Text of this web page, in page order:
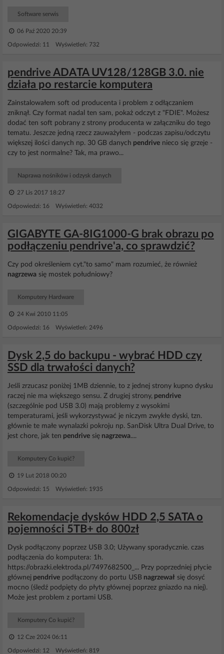
Software serwis
06 Paź 2020 20:39
Odpowiedzi: 11 Wyświetleń: 732
pendrive ADATA UV128/128GB 3.0. nie
działa po restarcie komputera
Zainstalowałem soft od producenta i problem z odłączaniem
zniknął. Czy format nadal ten sam, pokaż odczyt z "FDIE". Możesz
dodać ten soft pobrany z strony producenta w załączniku do tego
tematu. Jeszcze jedną rzecz zauważyłem - podczas zapisu/odczytu
większej ilości danych np. 30 GB danych pendrive nieco się grzeje -
czy to jest normalne? Tak, ma prawo...
Naprawa nośników i odzysk danych
27 Lis 2017 18:27
Odpowiedzi: 16 Wyświetleń: 4032
GIGABYTE GA-8IG1000-G brak obrazu po
podłączeniu pendrive'a, co sprawdzić?
Czy pod określeniem cyt."to samo" mam rozumieć, że również
nagrzewa się mostek południowy?
Komputery Hardware
24 Kwi 2010 11:05
Odpowiedzi: 16 Wyświetleń: 2496
Dysk 2,5 do backupu - wybrać HDD czy
SSD dla trwałości danych?
Jeśli zrzucasz poniżej 1MB dziennie, to z jednej strony kupno dysku
raczej nie ma większego sensu. Z drugiej strony, pendrive
(szczególnie pod USB 3.0) mają problemy z wysokimi
temperaturami, jeśli wykorzystywać je niczym zwykłe dyski, tzn.
głównie te małe wynalazki pokroju np. SanDisk Ultra Dual Drive, to
jest chore, jak ten pendrive się nagrzewa....
Komputery Co kupić?
19 Lut 2018 00:20
Odpowiedzi: 15 Wyświetleń: 1935
Rekomendacje dysków HDD 2,5 SATA o
pojemności 5TB+ do 800zł
Dysk podłączony poprzez USB 3.0; Używany sporadycznie. czas
podłączenia do komputera: 1h.
https://obrazki.elektroda.pl/7497682500_... Przy poprzedniej płycie
głównej pendrive podłączony do portu USB nagrzewał się dosyć
mocno (śledź podpięty do płyty głównej poprzez gniazdo na niej).
Może jest problem z portami USB.
Komputery Co kupić?
12 Cze 2024 06:11
Odpowiedzi: 12 Wyświetleń: 819